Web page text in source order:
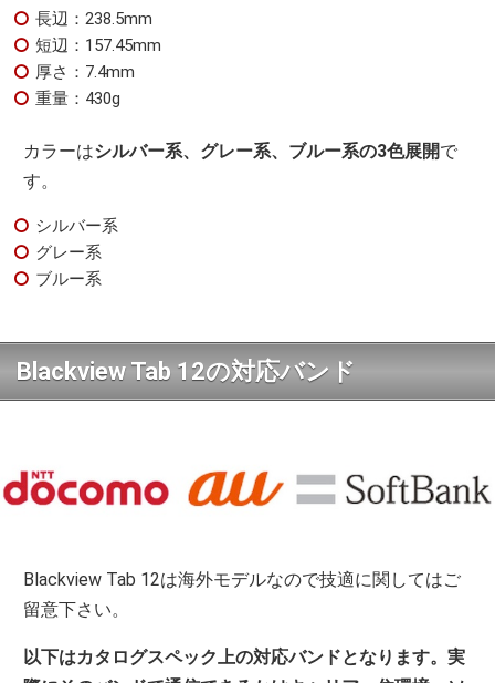
長辺：238.5mm
短辺：157.45mm
厚さ：7.4mm
重量：430g
カラーはシルバー系、グレー系、ブルー系の3色展開で
す。
シルバー系
グレー系
ブルー系
Blackview Tab 12の対応バンド
Blackview Tab 12は海外モデルなので技適に関してはご
留意下さい。
以下はカタログスペック上の対応バンドとなります。実